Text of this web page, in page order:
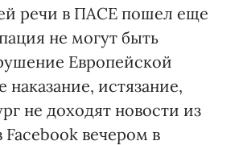
речи в ПАСЕ пошел еще
не могут быть
Европейской
истязание,
не доходят новости из
вечером в